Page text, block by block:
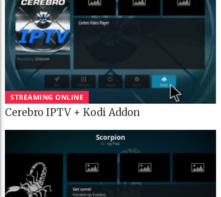
STREAMING ONLINE
Cerebro IPTV + Kodi Addon